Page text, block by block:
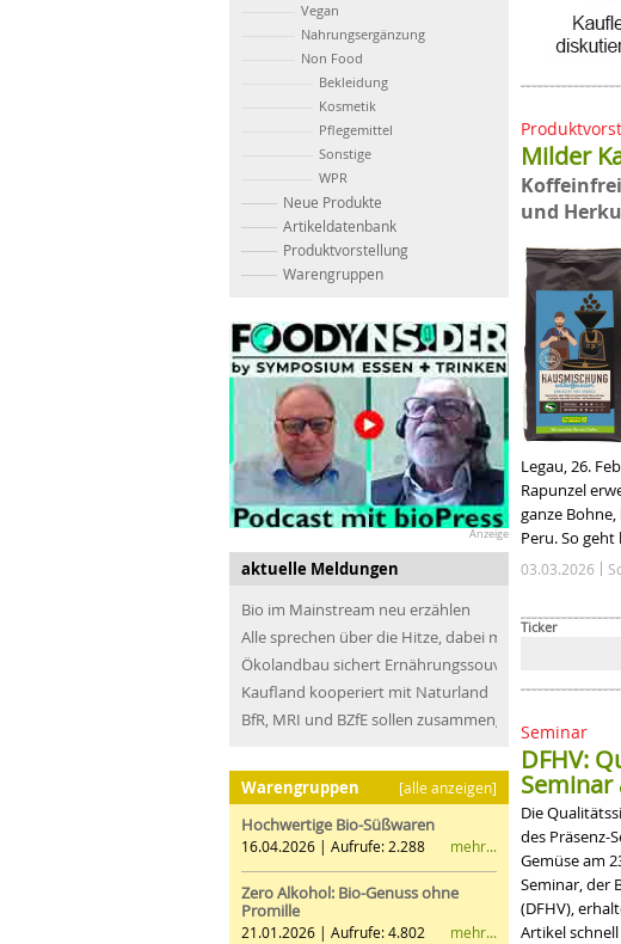
Vegan
Nahrungsergänzung
Non Food
Bekleidung
Kosmetik
Pflegemittel
Sonstige
WPR
Neue Produkte
Artikeldatenbank
Produktvorstellung
Warengruppen
Anzeige
aktuelle Meldungen
Bio im Mainstream neu erzählen
Alle sprechen über die Hitze, dabei müssen wir über
Ökolandbau sichert Ernährungssouveränität
Kaufland kooperiert mit Naturland
BfR, MRI und BZfE sollen zusammengeführt werden
Warengruppen [alle anzeigen]
Hochwertige Bio-Süßwaren
16.04.2026 | Aufrufe: 2.288 mehr...
Zero Alkohol: Bio-Genuss ohne
Promille
21.01.2026 | Aufrufe: 4.802 mehr...
Milder
und
Legau, 26.
Rapunzel
ganze
Peru. So
03.03.2026
Ticker
Seminar
DFHV:
Die
des Präsenz-
Gemüse am
Seminar, der
(DFHV),
Artikel